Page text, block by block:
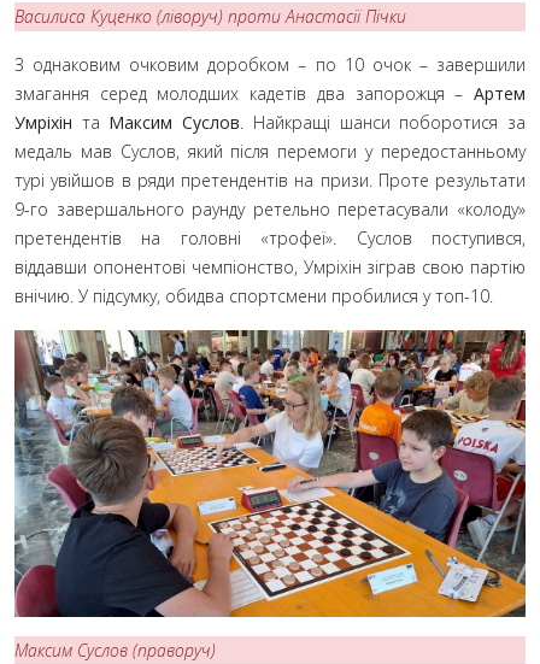
Василиса Куценко (ліворуч) проти Анастасії Пічки
З однаковим очковим доробком – по 10 очок – завершили
змагання серед молодших кадетів два запорожця – Артем
Умріхін та Максим Суслов. Найкращі шанси поборотися за
медаль мав Суслов, який після перемоги у передостанньому
турі увійшов в ряди претендентів на призи. Проте результати
9-го завершального раунду ретельно перетасували «колоду»
претендентів на головні «трофеї». Суслов поступився,
віддавши опонентові чемпіонство, Умріхін зіграв свою партію
внічию. У підсумку, обидва спортсмени пробилися у топ-10.
Максим Суслов (праворуч)